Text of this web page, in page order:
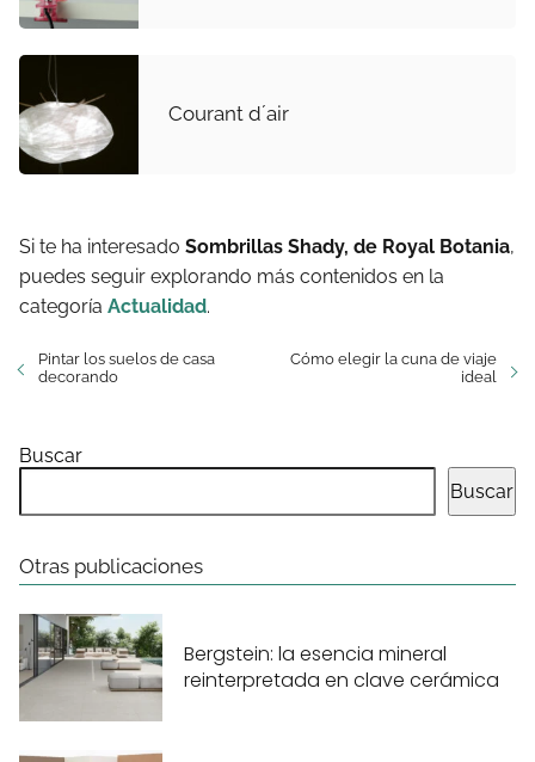
Courant d´air
Si te ha interesado Sombrillas Shady, de Royal Botania,
puedes seguir explorando más contenidos en la
categoría Actualidad.
Pintar los suelos de casa
decorando
Cómo elegir la cuna de viaje
ideal
Buscar
Buscar
Otras publicaciones
Bergstein: la esencia mineral
reinterpretada en clave cerámica